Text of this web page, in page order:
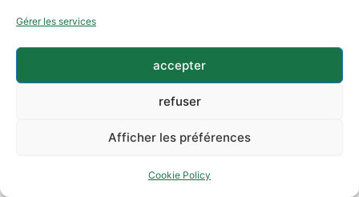
Gérer les services
accepter
refuser
Afficher les préférences
Cookie Policy
Comment se déroule la rénovation salle de
Urrugne ?
carrelage salle de bain à Urrugne ?
Quels types de carrelage salle de bain